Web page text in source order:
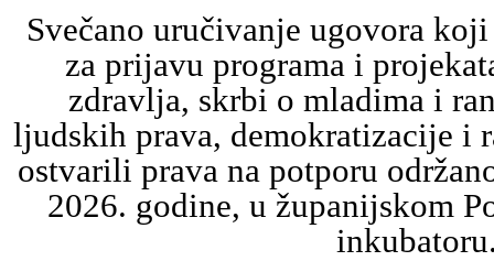
Svečano uručivanje ugovora
za prijavu programa i
zdravlja, skrbi o mladima i
ljudskih prava, demokratizacije i
ostvarili prava na potporu
2026. godine, u županijskom